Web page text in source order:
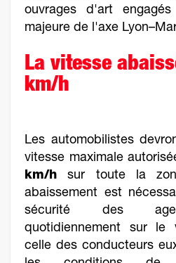
ouvrages d'art
majeure de l'axe
La vitesse
km/h
Les automobilistes
vitesse maximale
km/h sur toute la
abaissement est
sécurité des
quotidiennement sur le
celle des conducteurs